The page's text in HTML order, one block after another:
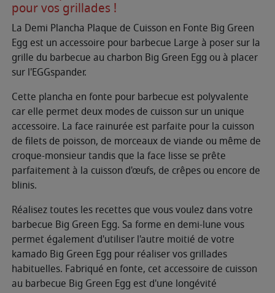
pour vos grillades !
La Demi Plancha Plaque de Cuisson en Fonte Big Green
Egg est un accessoire pour barbecue Large à poser sur la
grille du barbecue au charbon Big Green Egg ou à placer
sur l'EGGspander.
Cette plancha en fonte pour barbecue est polyvalente
car elle permet deux modes de cuisson sur un unique
accessoire. La face rainurée est parfaite pour la cuisson
de filets de poisson, de morceaux de viande ou même de
croque-monsieur tandis que la face lisse se prête
parfaitement à la cuisson d'œufs, de crêpes ou encore de
blinis.
Réalisez toutes les recettes que vous voulez dans votre
barbecue Big Green Egg. Sa forme en demi-lune vous
permet également d'utiliser l'autre moitié de votre
kamado Big Green Egg pour réaliser vos grillades
habituelles. Fabriqué en fonte, cet accessoire de cuisson
au barbecue Big Green Egg est d'une longévité